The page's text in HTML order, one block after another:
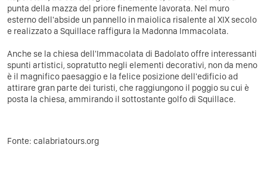
punta della mazza del priore finemente lavorata. Nel muro
esterno dell'abside un pannello in maiolica risalente al XIX secolo
e realizzato a Squillace raffigura la Madonna Immacolata.
Anche se la chiesa dell'Immacolata di Badolato offre interessanti
spunti artistici, sopratutto negli elementi decorativi, non da meno
è il magnifico paesaggio e la felice posizione dell'edificio ad
attirare gran parte dei turisti, che raggiungono il poggio su cui è
posta la chiesa, ammirando il sottostante golfo di Squillace.
Fonte: calabriatours.org